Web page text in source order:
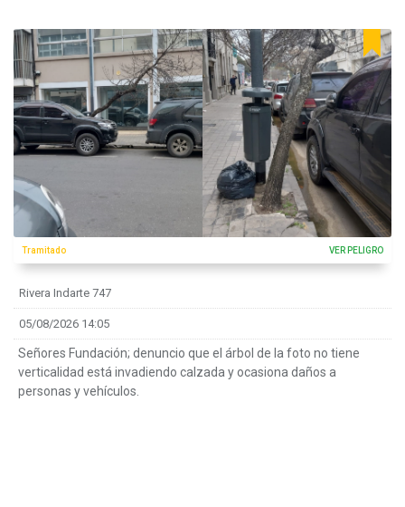
Tramitado VER PELIGRO
Rivera Indarte 747
05/08/2026 14:05
Señores Fundación; denuncio que el árbol de la foto no tiene
verticalidad está invadiendo calzada y ocasiona daños a
personas y vehículos.